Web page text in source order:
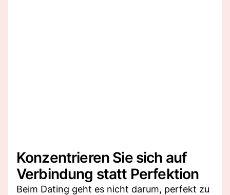
Konzentrieren Sie sich auf
Verbindung statt Perfektion
Beim Dating geht es nicht darum, perfekt zu